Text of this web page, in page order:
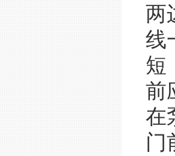
两
线
短
前
在
门